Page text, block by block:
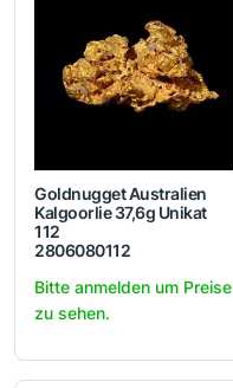
Goldnugget Australien
Kalgoorlie 37,6g Unikat
112
2806080112
Bitte anmelden um Preise
zu sehen.